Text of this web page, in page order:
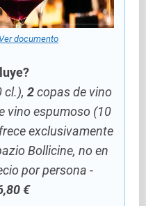
Ver documento
cl.), 2copas de vino
vino espumoso (10
exclusivamente
Bollicine, no en
por persona -
€